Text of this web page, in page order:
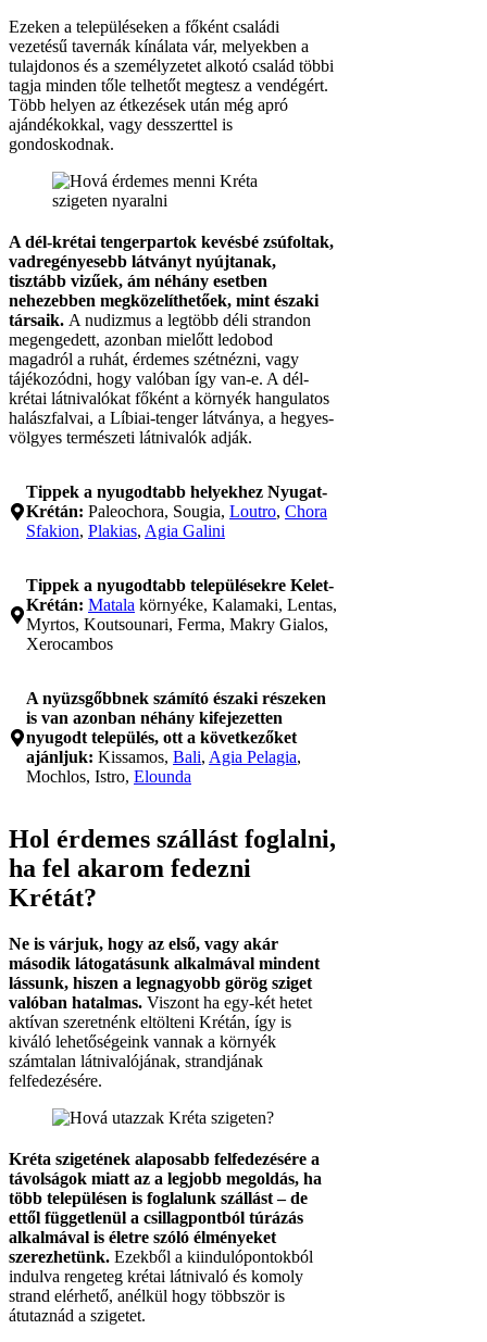
Ezeken a településeken a főként családi
vezetésű tavernák kínálata vár, melyekben a
tulajdonos és a személyzetet alkotó család többi
tagja minden tőle telhetőt megtesz a vendégért.
Több helyen az étkezések után még apró
ajándékokkal, vagy desszerttel is
gondoskodnak.
A dél-krétai tengerpartok kevésbé zsúfoltak,
vadregényesebb látványt nyújtanak,
tisztább vizűek, ám néhány esetben
nehezebben megközelíthetőek, mint északi
társaik. A nudizmus a legtöbb déli strandon
megengedett, azonban mielőtt ledobod
magadról a ruhát, érdemes szétnézni, vagy
tájékozódni, hogy valóban így van-e. A dél-
krétai látnivalókat főként a környék hangulatos
halászfalvai, a Líbiai-tenger látványa, a hegyes-
völgyes természeti látnivalók adják.
Tippek a nyugodtabb helyekhez Nyugat-
Krétán: Paleochora, Sougia, Loutro, Chora
Sfakion, Plakias, Agia Galini
Tippek a nyugodtabb településekre Kelet-
Krétán: Matala környéke, Kalamaki, Lentas,
Myrtos, Koutsounari, Ferma, Makry Gialos,
Xerocambos
A nyüzsgőbbnek számító északi részeken
is van azonban néhány kifejezetten
nyugodt település, ott a következőket
ajánljuk: Kissamos, Bali, Agia Pelagia,
Mochlos, Istro, Elounda
Hol érdemes szállást foglalni,
ha fel akarom fedezni
Krétát?
Ne is várjuk, hogy az első, vagy akár
második látogatásunk alkalmával mindent
lássunk, hiszen a legnagyobb görög sziget
valóban hatalmas. Viszont ha egy-két hetet
aktívan szeretnénk eltölteni Krétán, így is
kiváló lehetőségeink vannak a környék
számtalan látnivalójának, strandjának
felfedezésére.
Kréta szigetének alaposabb felfedezésére a
távolságok miatt az a legjobb megoldás, ha
több településen is foglalunk szállást – de
ettől függetlenül a csillagpontból túrázás
alkalmával is életre szóló élményeket
szerezhetünk. Ezekből a kiindulópontokból
indulva rengeteg krétai látnivaló és komoly
strand elérhető, anélkül hogy többször is
átutaznád a szigetet.